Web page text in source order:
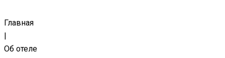
Главная
|
Об отеле